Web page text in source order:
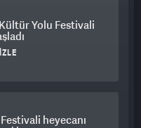
Yolu Festivali
heyecanı